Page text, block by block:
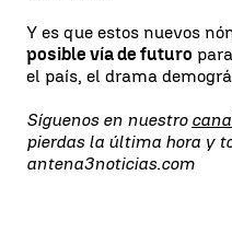
Y es que estos nuevos
posible vía de futuro
el país, el drama
Síguenos en nuestro
pierdas la última hora y
antena3noticias.com